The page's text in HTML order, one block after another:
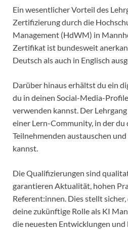
Ein wesentlicher Vorteil des
Zertifizierung durch die
Management (HdWM) in
Zertifikat ist bundesweit
Deutsch als auch in Englisch
Darüber hinaus erhältst du ein
du in deinen Social-Media-
verwenden kannst. Der
einer Lern-Community, in der du
Teilnehmenden austauschen
kannst.
Die Qualifizierungen sind
garantieren Aktualität, hohen
Referent:innen. Dies stellt
deine zukünftige Rolle als KI
die neuesten Entwicklungen und